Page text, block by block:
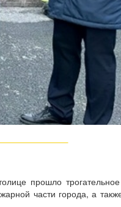
прошло
части города, а